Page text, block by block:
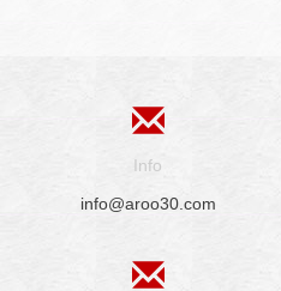
Info
info@aroo30.com